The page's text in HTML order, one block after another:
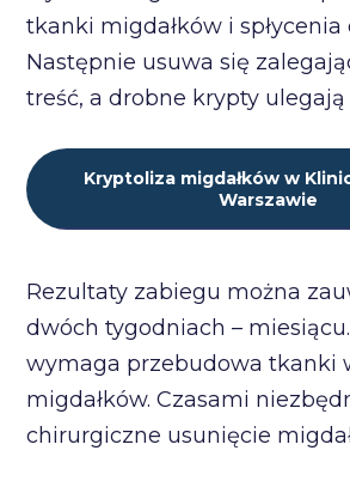
tkanki migdałków i
Następnie usuwa się
treść, a drobne krypty
Kryptoliza migdałków w
Warszawie
Rezultaty zabiegu można
dwóch tygodniach –
wymaga przebudowa tkanki
migdałków. Czasami
chirurgiczne usunięcie